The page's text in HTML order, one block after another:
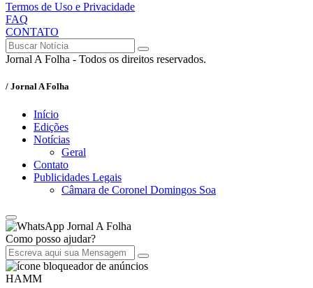
Termos de Uso e Privacidade
FAQ
CONTATO
Jornal A Folha - Todos os direitos reservados.
/ Jornal A Folha
Início
Edições
Notícias
Geral
Contato
Publicidades Legais
Câmara de Coronel Domingos Soa
Jornal A Folha
Como posso ajudar?
HAMM